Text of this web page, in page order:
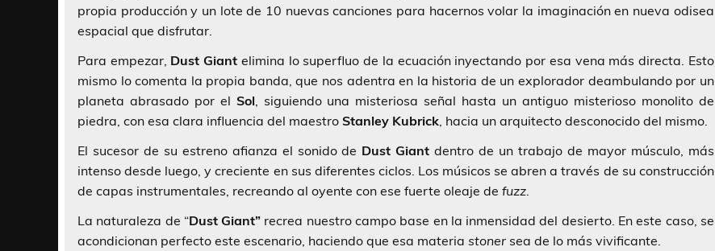
propia producción y un lote de 10 nuevas canciones para hacernos volar la imaginación en nueva odisea
espacial que disfrutar.
Para empezar, Dust Giant elimina lo superfluo de la ecuación inyectando por esa vena más directa. Esto
mismo lo comenta la propia banda, que nos adentra en la historia de un explorador deambulando por un
planeta abrasado por el Sol, siguiendo una misteriosa señal hasta un antiguo misterioso monolito de
piedra, con esa clara influencia del maestro Stanley Kubrick, hacia un arquitecto desconocido del mismo.
El sucesor de su estreno afianza el sonido de Dust Giant dentro de un trabajo de mayor músculo, más
intenso desde luego, y creciente en sus diferentes ciclos. Los músicos se abren a través de su construcción
de capas instrumentales, recreando al oyente con ese fuerte oleaje de fuzz.
La naturaleza de “Dust Giant” recrea nuestro campo base en la inmensidad del desierto. En este caso, se
acondicionan perfecto este escenario, haciendo que esa materia stoner sea de lo más vivificante.